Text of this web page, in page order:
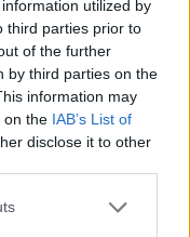
utilized by
third parties prior to
of the further
by third parties on the
information may
on the IAB’s List of
disclose it to other
elkötelezett gamer,